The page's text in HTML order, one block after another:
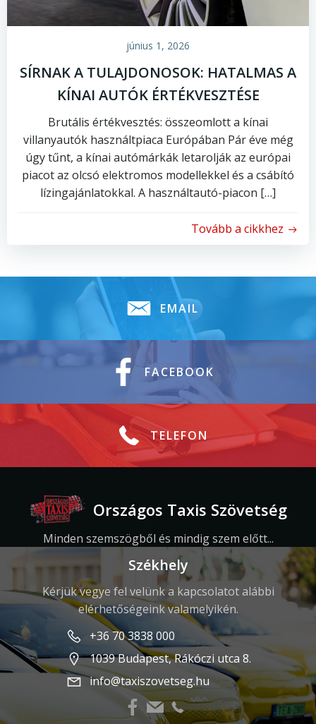
június 1, 2026
SÍRNAK A TULAJDONOSOK: HATALMAS A
KÍNAI AUTÓK ÉRTÉKVESZTÉSE
Brutális értékvesztés: összeomlott a kínai
villanyautók használtpiaca Európában Pár éve még
úgy tűnt, a kínai autómárkák letarolják az európai
piacot az olcsó elektromos modellekkel és a csábító
lízingajánlatokkal. A használtautó-piacon […]
Tovább a cikkhez
EMAIL
FACEBOOK
TELEFON
Országos Taxis Szövetség
Minden szemszögből és mindig szem előtt...
Székhely
Kérjük vegye fel velünk a kapcsolatot alábbi
elérhetőségeink valamelyikén.
+36 70 3838 000
1039 Budapest, Rákóczi utca 8.
info@taxiszovetseg.hu